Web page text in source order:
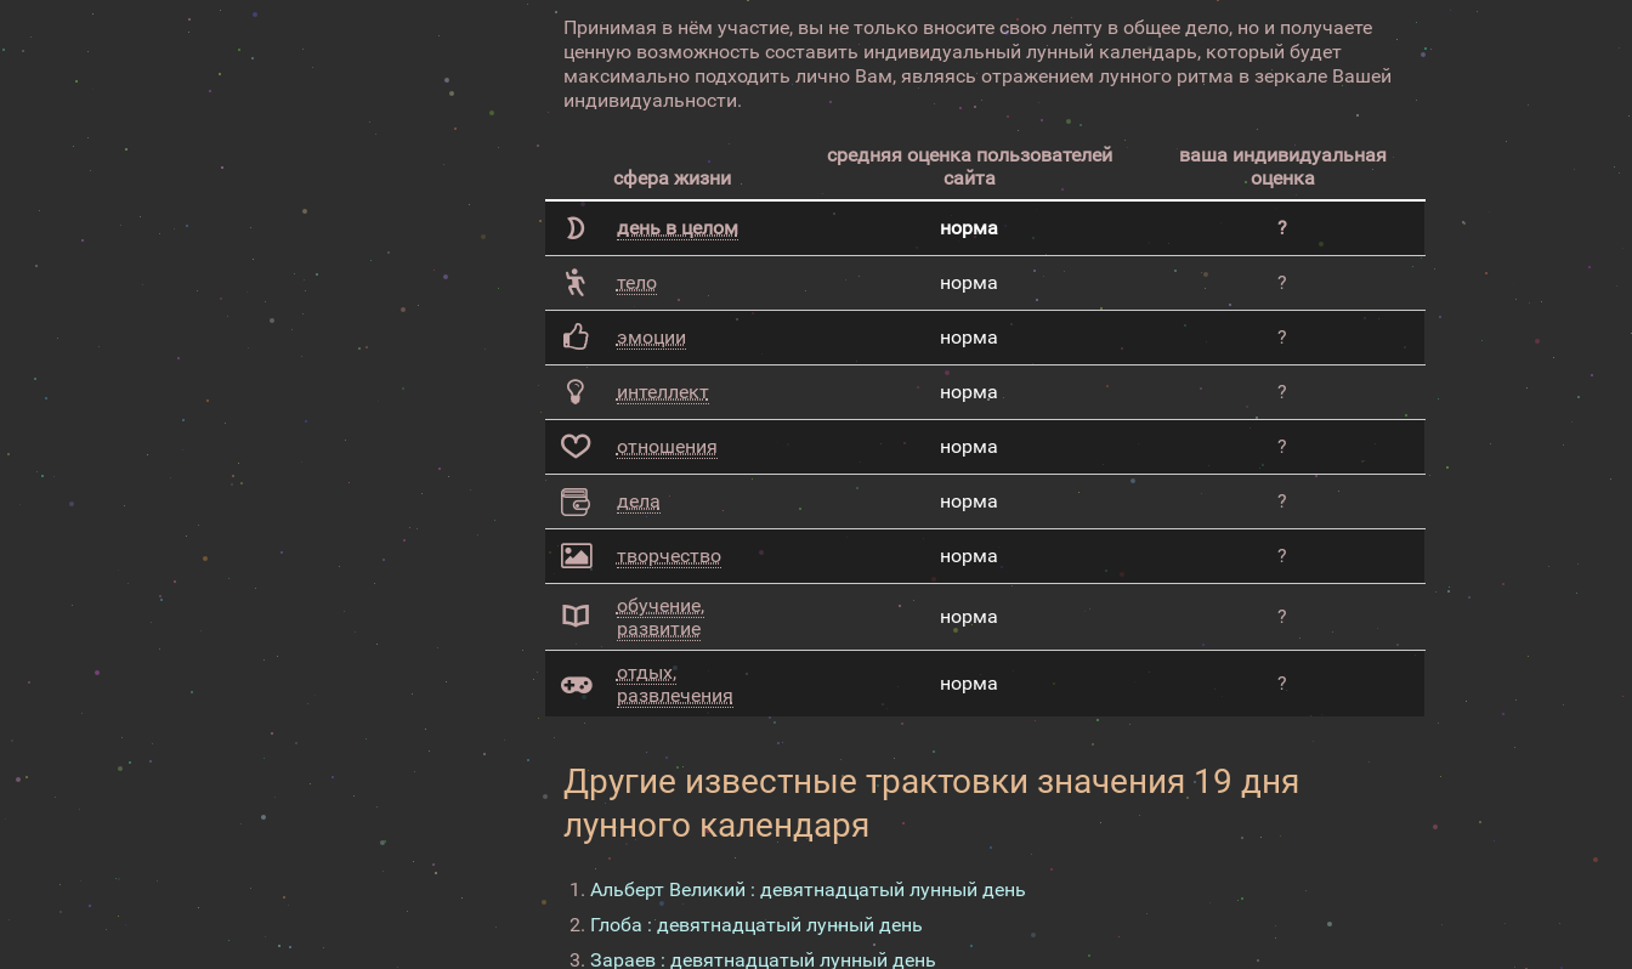
Принимая в нём участие, вы не только вносите свою лепту в общее дело, но и получаете
ценную возможность составить индивидуальный лунный календарь, который будет
максимально подходить лично Вам, являясь отражением лунного ритма в зеркале Вашей
индивидуальности.
сфера жизни
средняя оценка пользователей
сайта
ваша индивидуальная
оценка
день в целом норма ?
тело норма ?
эмоции норма ?
интеллект норма ?
отношения норма ?
дела норма ?
творчество норма ?
обучение,
развитие
норма ?
отдых,
развлечения
норма ?
Другие известные трактовки значения 19 дня
лунного календаря
Альберт Великий : девятнадцатый лунный день
Глоба : девятнадцатый лунный день
Зараев : девятнадцатый лунный день